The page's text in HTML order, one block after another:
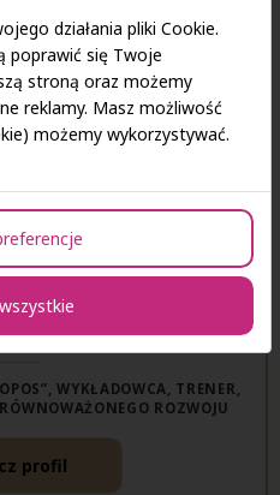
profil
Fabrycka
WYKŁADOWCA, TRENER,
ROZWOJU
profil
działania pliki Cookie.
poprawić się Twoje
stroną oraz możemy
reklamy. Masz możliwość
możemy wykorzystywać.